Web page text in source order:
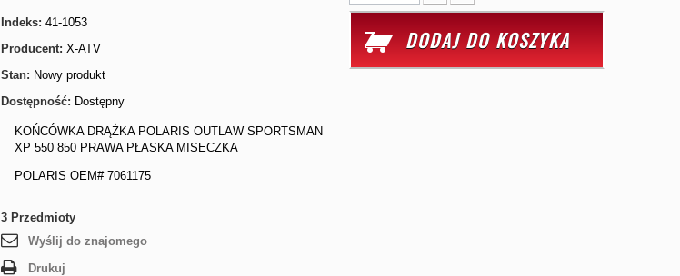
Indeks: 41-1053
Producent: X-ATV
Stan: Nowy produkt
Dostępność: Dostępny
KOŃCÓWKA DRĄŻKA POLARIS OUTLAW SPORTSMAN
XP 550 850 PRAWA PŁASKA MISECZKA
POLARIS OEM# 7061175
3 Przedmioty
Wyślij do znajomego
Drukuj
DODAJ DO KOSZYKA